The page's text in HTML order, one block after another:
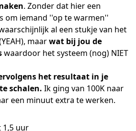
. Zonder dat hier een
om iemand ''op te warmen''
al een stukje van het
maarwat bij jou de
waardoor het systeem (nog) NIET
het resultaat in je
schalen. Ik ging van 100K naar
een minuut extra te werken.
uur